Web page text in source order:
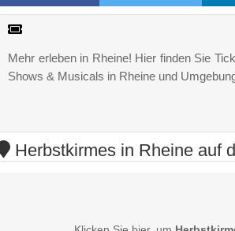
Mehr erleben in Rheine! Hier finden Sie
Shows & Musicals in Rheine und
Herbstkirmes in Rheine auf